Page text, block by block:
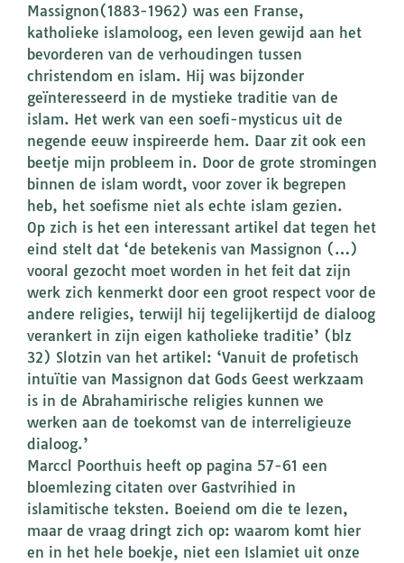
Massignon(1883-1962) was een Franse,
katholieke islamoloog, een leven gewijd aan het
bevorderen van de verhoudingen tussen
christendom en islam. Hij was bijzonder
geïnteresseerd in de mystieke traditie van de
islam. Het werk van een soefi-mysticus uit de
negende eeuw inspireerde hem. Daar zit ook een
beetje mijn probleem in. Door de grote stromingen
binnen de islam wordt, voor zover ik begrepen
heb, het soefisme niet als echte islam gezien.
Op zich is het een interessant artikel dat tegen het
eind stelt dat ‘de betekenis van Massignon (…)
vooral gezocht moet worden in het feit dat zijn
werk zich kenmerkt door een groot respect voor de
andere religies, terwijl hij tegelijkertijd de dialoog
verankert in zijn eigen katholieke traditie’ (blz
32) Slotzin van het artikel: ‘Vanuit de profetisch
intuïtie van Massignon dat Gods Geest werkzaam
is in de Abrahamirische religies kunnen we
werken aan de toekomst van de interreligieuze
dialoog.’
Marccl Poorthuis heeft op pagina 57-61 een
bloemlezing citaten over Gastvrihied in
islamitische teksten. Boeiend om die te lezen,
maar de vraag dringt zich op: waarom komt hier
en in het hele boekje, niet een Islamiet uit onze